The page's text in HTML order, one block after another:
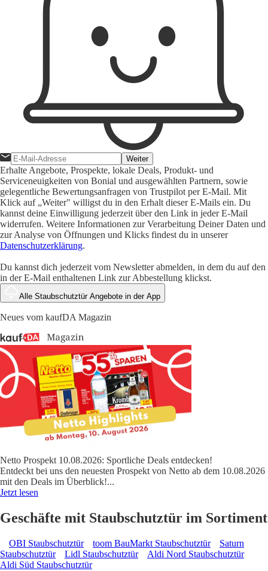
Weiter
Erhalte Angebote, Prospekte, lokale Deals, Produkt- und
Serviceneuigkeiten von Bonial und ausgewählten Partnern, sowie
gelegentliche Bewertungsanfragen von Trustpilot per E-Mail. Mit
Klick auf „Weiter" willigst du in den Erhalt dieser E-Mails ein. Du
kannst deine Einwilligung jederzeit über den Link in jeder E-Mail
widerrufen. Weitere Informationen zur Verarbeitung Deiner Daten und
zur Analyse von Öffnungen und Klicks findest du in unserer
Datenschutzerklärung.
Du kannst dich jederzeit vom Newsletter abmelden, in dem du auf den
in der E-Mail enthaltenen Link zur Abbestellung klickst.
Alle Staubschutztür Angebote in der App
Neues vom kaufDA Magazin
Netto Prospekt 10.08.2026: Sportliche Deals entdecken!
Entdeckt bei uns den neuesten Prospekt von Netto ab dem 10.08.2026
mit den Deals im Überblick!...
Jetzt lesen
Geschäfte mit Staubschutztür im Sortiment
OBI Staubschutztür toom BauMarkt Staubschutztür
Saturn
Staubschutztür
Lidl Staubschutztür
Aldi Nord Staubschutztür
Aldi Süd Staubschutztür